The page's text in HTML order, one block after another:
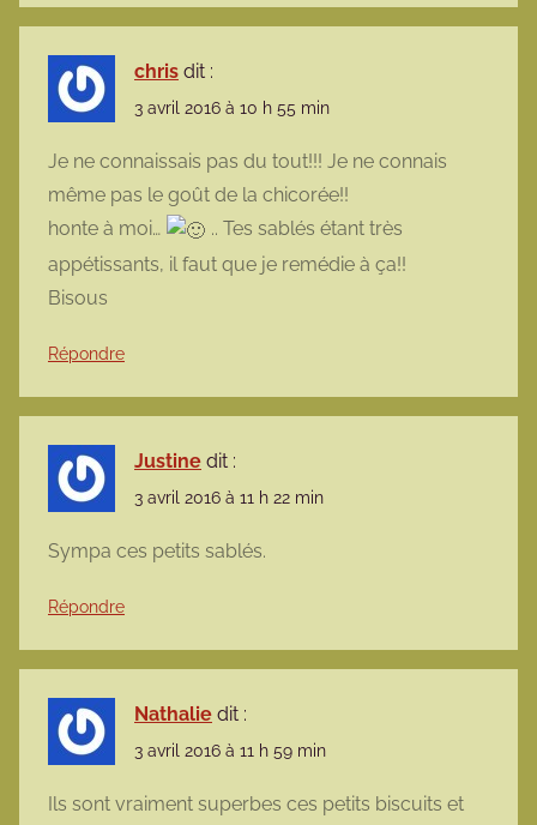
chris dit :
3 avril 2016 à 10 h 55 min
Je ne connaissais pas du tout!!! Je ne connais
même pas le goût de la chicorée!!
honte à moi…
.. Tes sablés étant très
appétissants, il faut que je remédie à ça!!
Bisous
Répondre
Justine dit :
3 avril 2016 à 11 h 22 min
Sympa ces petits sablés.
Répondre
Nathalie dit :
3 avril 2016 à 11 h 59 min
Ils sont vraiment superbes ces petits biscuits et